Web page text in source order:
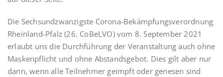
Die Sechsundzwanzigste Corona-Bekämpfungsverordnung
Rheinland-Pfalz (26. CoBeLVO) vom 8. September 2021
erlaubt uns die Durchführung der Veranstaltung auch ohne
Maskenpflicht und ohne Abstandsgebot. Dies gilt aber nur
dann, wenn alle Teilnehmer geimpft oder genesen sind